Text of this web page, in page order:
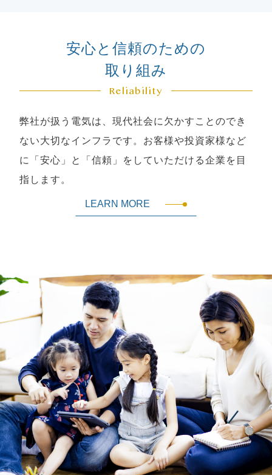
安心と信頼のための
取り組み
Reliability
弊社が扱う電気は、現代社会に欠かすことのでき
ない大切なインフラです。お客様や投資家様など
に「安心」と「信頼」をしていただける企業を目
指します。
LEARN MORE